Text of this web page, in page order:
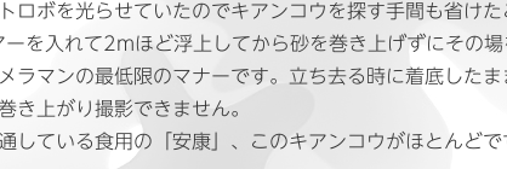
ロボを光らせていたのでキアンコウを探す手間も省けた
ーを入れて2mほど浮上してから砂を巻き上げずにその場
ラマンの最低限のマナーです。立ち去る時に着底した
き上がり撮影できません。
している食用の「安康」、このキアンコウがほとんど